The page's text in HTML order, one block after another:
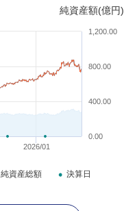
純資産額(億円)
2026/01
0.00
400.00
800.00
1,200.00
純資産総額 決算日